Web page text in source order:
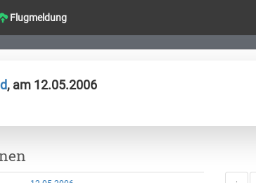
Flugmeldung
, am 12.05.2006